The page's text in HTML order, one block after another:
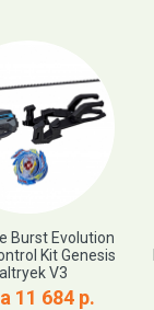
Burst Evolution
Kit Genesis
V3
11 684 р.